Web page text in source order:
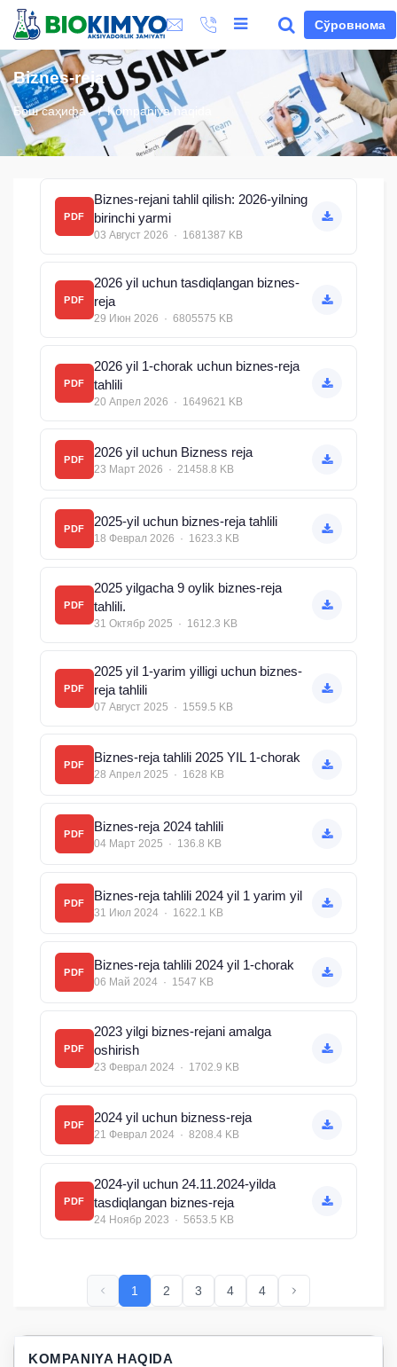
Сўровнома
Biznes-reja
Бош саҳифа Kompaniya haqida
PDF
Biznes-rejani tahlil qilish: 2026-yilning
birinchi yarmi
03 Август 2026 · 1681387 KB
PDF
2026 yil uchun tasdiqlangan biznes-
reja
29 Июн 2026 · 6805575 KB
PDF
2026 yil 1-chorak uchun biznes-reja
tahlili
20 Апрел 2026 · 1649621 KB
PDF
2026 yil uchun Bizness reja
23 Март 2026 · 21458.8 KB
PDF
2025-yil uchun biznes-reja tahlili
18 Феврал 2026 · 1623.3 KB
PDF
2025 yilgacha 9 oylik biznes-reja
tahlili.
31 Октябр 2025 · 1612.3 KB
PDF
2025 yil 1-yarim yilligi uchun biznes-
reja tahlili
07 Август 2025 · 1559.5 KB
PDF
Biznes-reja tahlili 2025 YIL 1-chorak
28 Апрел 2025 · 1628 KB
PDF
Biznes-reja 2024 tahlili
04 Март 2025 · 136.8 KB
PDF
Biznes-reja tahlili 2024 yil 1 yarim yil
31 Июл 2024 · 1622.1 KB
PDF
Biznes-reja tahlili 2024 yil 1-chorak
06 Май 2024 · 1547 KB
PDF
2023 yilgi biznes-rejani amalga
oshirish
23 Феврал 2024 · 1702.9 KB
PDF
2024 yil uchun bizness-reja
21 Феврал 2024 · 8208.4 KB
PDF
2024-yil uchun 24.11.2024-yilda
tasdiqlangan biznes-reja
24 Ноябр 2023 · 5653.5 KB
1 2 3 4 4
KOMPANIYA HAQIDA